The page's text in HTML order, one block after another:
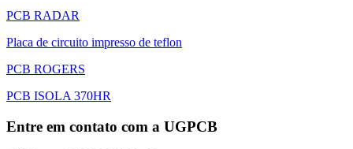
PCB RADAR
Placa de circuito impresso de teflon
PCB ROGERS
PCB ISOLA 370HR
Entre em contato com a UGPCB